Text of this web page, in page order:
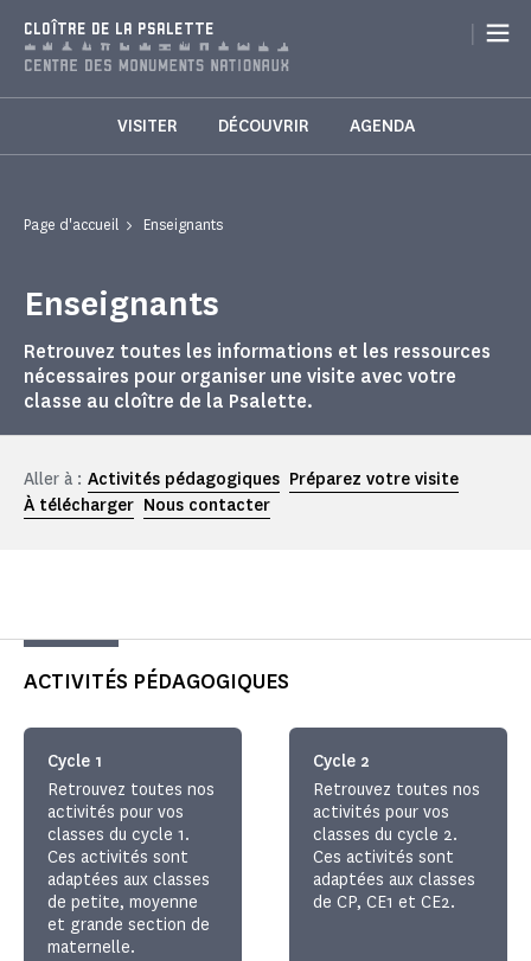
CLOÎTRE DE LA PSALETTE |
VISITER DÉCOUVRIR AGENDA
Page d'accueil Enseignants
Enseignants
Retrouvez toutes les informations et les ressources
nécessaires pour organiser une visite avec votre
classe au cloître de la Psalette.
Aller à : Activités pédagogiques Préparez votre visite
À télécharger Nous contacter
ACTIVITÉS PÉDAGOGIQUES
Cycle 1
Retrouvez toutes nos
activités pour vos
classes du cycle 1.
Ces activités sont
adaptées aux classes
de petite, moyenne
et grande section de
maternelle.
Cycle 2
Retrouvez toutes nos
activités pour vos
classes du cycle 2.
Ces activités sont
adaptées aux classes
de CP, CE1 et CE2.